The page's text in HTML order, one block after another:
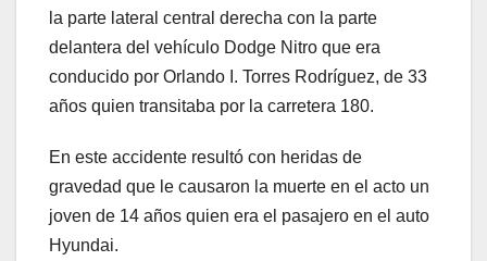
la parte lateral central derecha con la parte
delantera del vehículo Dodge Nitro que era
conducido por Orlando I. Torres Rodríguez, de 33
años quien transitaba por la carretera 180.
En este accidente resultó con heridas de
gravedad que le causaron la muerte en el acto un
joven de 14 años quien era el pasajero en el auto
Hyundai.